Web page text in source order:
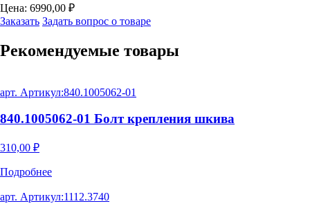
Цена: 6990,00 ₽
Заказать Задать вопрос о товаре
Рекомендуемые товары
арт. Артикул:840.1005062-01
840.1005062-01 Болт крепления шкива
310,00 ₽
Подробнее
арт. Артикул:1112.3740